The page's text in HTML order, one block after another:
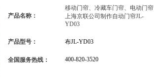
产品名称：
移动门帘、冷藏车门帘、电动门帘
上海京联公司制作自动门帘JL-
YD03
产品型号： 布JL-YD03
全国服务热线： 400-820-3520